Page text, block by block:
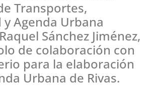
Transportes,
Agenda Urbana
Sánchez Jiménez,
de colaboración con
para la elaboración
Urbana de Rivas.